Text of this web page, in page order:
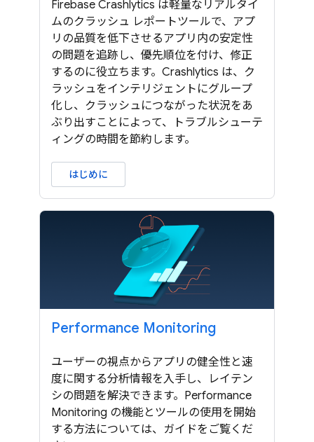
Firebase Crashlytics は軽量なリアルタイ
ムのクラッシュ レポートツールで、アプ
リの品質を低下させるアプリ内の安定性
の問題を追跡し、優先順位を付け、修正
するのに役立ちます。Crashlytics は、ク
ラッシュをインテリジェントにグループ
化し、クラッシュにつながった状況をあ
ぶり出すことによって、トラブルシューテ
ィングの時間を節約します。
はじめに
Performance Monitoring
ユーザーの視点からアプリの健全性と速
度に関する分析情報を入手し、レイテン
シの問題を解決できます。Performance
Monitoring の機能とツールの使用を開始
する方法については、ガイドをご覧くだ